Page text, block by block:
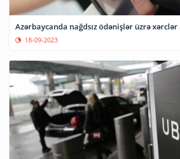
Azərbaycanda nağdsız ödənişlər üzrə
18-09-2023